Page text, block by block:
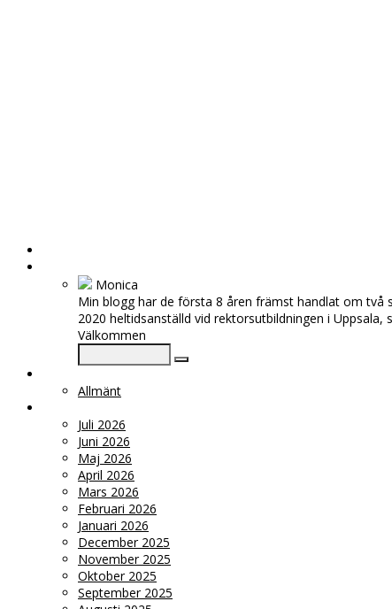
Monica
Min blogg har de första 8 åren främst handlat om två
2020 heltidsanställd vid rektorsutbildningen i
Välkommen
Allmänt
Juli 2026
Juni 2026
Maj 2026
April 2026
Mars 2026
Februari 2026
Januari 2026
December 2025
November 2025
Oktober 2025
September 2025